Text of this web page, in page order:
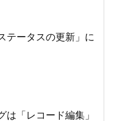
テータスの更新」に
「レコード編集」